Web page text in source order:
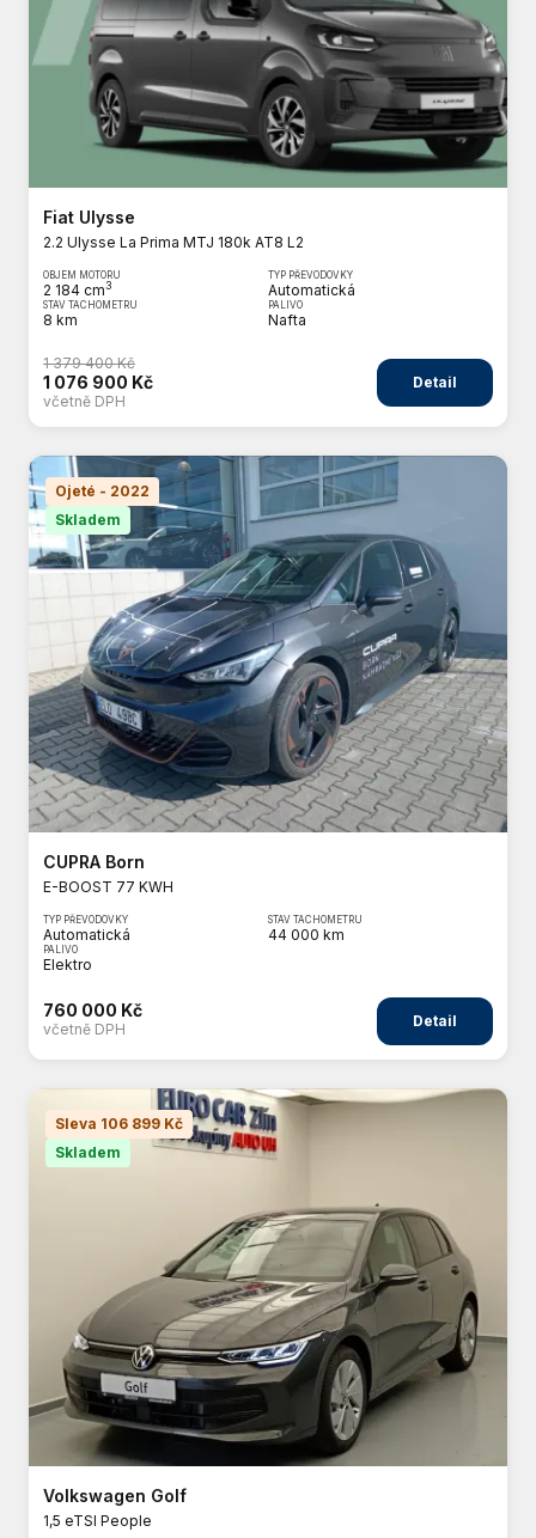
Fiat Ulysse
2.2 Ulysse La Prima MTJ 180k AT8 L2
OBJEM MOTORU
2 184 cm3
TYP PŘEVODOVKY
Automatická
STAV TACHOMETRU
8 km
PALIVO
Nafta
1 379 400 Kč
1 076 900 Kč
včetně DPH
Detail
Ojeté - 2022
Skladem
CUPRA Born
E-BOOST 77 KWH
TYP PŘEVODOVKY
Automatická
STAV TACHOMETRU
44 000 km
PALIVO
Elektro
760 000 Kč
včetně DPH Detail
Sleva 106 899 Kč
Skladem
Volkswagen Golf
1,5 eTSI People